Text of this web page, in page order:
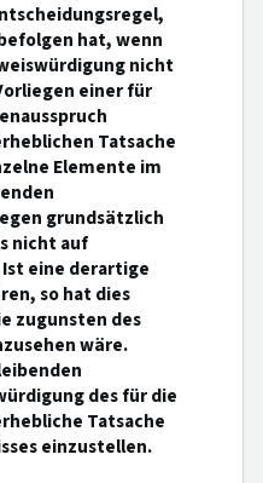
hat, wenn
nicht
einer für
Tatsache
Elemente im
grundsätzlich
nicht auf
eine derartige
so hat dies
zugunsten des
wäre.
des für die
Tatsache
einzustellen.